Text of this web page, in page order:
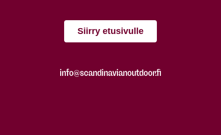
Siirry etusivulle
info@scandinavianoutdoor.fi